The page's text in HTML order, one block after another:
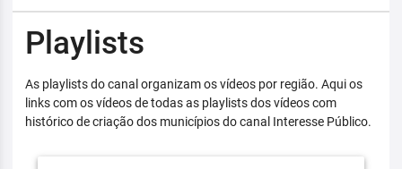
Playlists
As playlists do canal organizam os vídeos por região. Aqui os
links com os vídeos de todas as playlists dos vídeos com
histórico de criação dos municípios do canal Interesse Público.